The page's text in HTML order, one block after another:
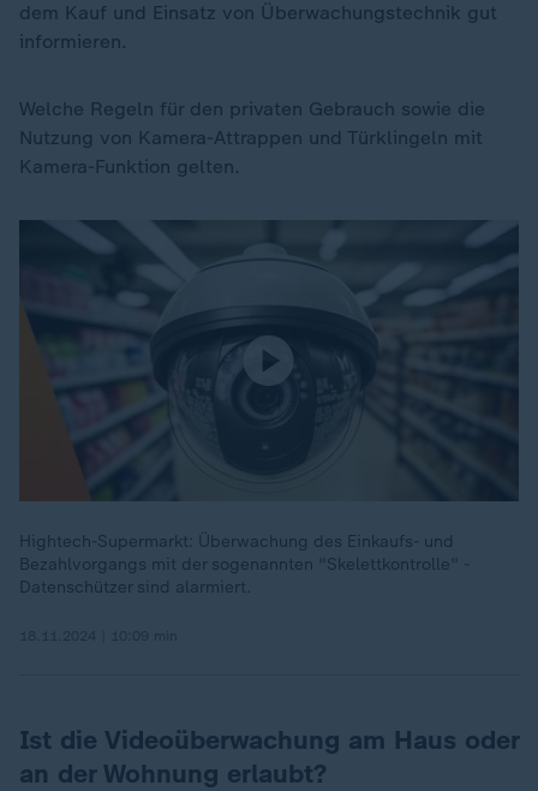
dem Kauf und Einsatz von Überwachungstechnik gut
informieren.
Welche Regeln für den privaten Gebrauch sowie die
Nutzung von Kamera-Attrappen und Türklingeln mit
Kamera-Funktion gelten.
Hightech-Supermarkt: Überwachung des Einkaufs- und
Bezahlvorgangs mit der sogenannten "Skelettkontrolle" -
Datenschützer sind alarmiert.
Ist die Videoüberwachung am Haus oder
an der Wohnung erlaubt?